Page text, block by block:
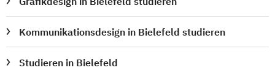
Kommunikationsdesign in Bielefeld studieren
Studieren in Bielefeld